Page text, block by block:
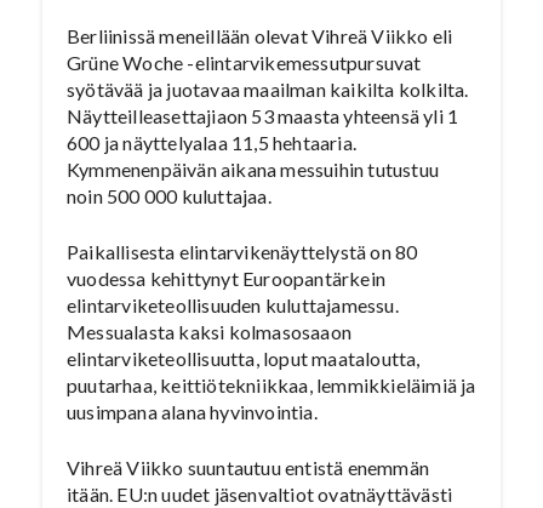
Berliinissä meneillään olevat Vihreä Viikko eli
Grüne Woche -elintarvikemessutpursuvat
syötävää ja juotavaa maailman kaikilta kolkilta.
Näytteilleasettajiaon 53 maasta yhteensä yli 1
600 ja näyttelyalaa 11,5 hehtaaria.
Kymmenenpäivän aikana messuihin tutustuu
noin 500 000 kuluttajaa.
Paikallisesta elintarvikenäyttelystä on 80
vuodessa kehittynyt Euroopantärkein
elintarviketeollisuuden kuluttajamessu.
Messualasta kaksi kolmasosaaon
elintarviketeollisuutta, loput maataloutta,
puutarhaa, keittiötekniikkaa, lemmikkieläimiä ja
uusimpana alana hyvinvointia.
Vihreä Viikko suuntautuu entistä enemmän
itään. EU:n uudet jäsenvaltiot ovatnäyttävästi